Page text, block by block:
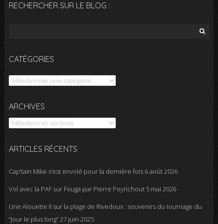
RECHERCHER SUR LE BLOG :
CATÉGORIES
Catégories
ARCHIVES
Archives
ARTICLES RÉCENTS
Cap’tain Mike s’est envolé pour la dernière fois 6 août 2026
Vol avec la PAF sur Fouga par Pierre Peyrichout 5 mai 2026
Une Alouette II sur la plage de Rivedoux : souvenirs du tournage du
“Jour le plus long”27 juin 2025